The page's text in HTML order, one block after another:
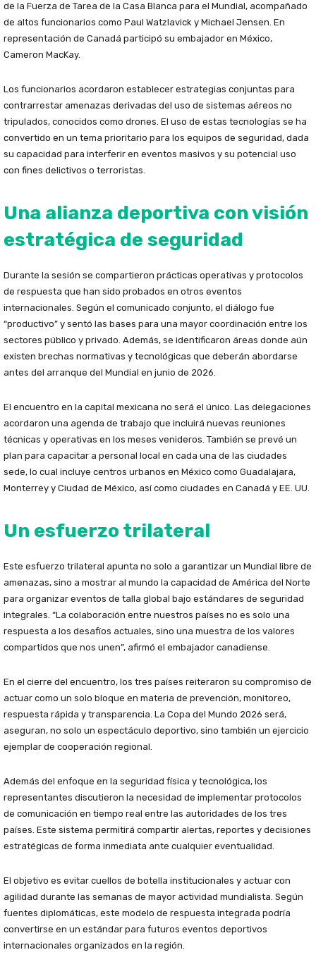
de la Fuerza de Tarea de la Casa Blanca para el Mundial, acompañado
de altos funcionarios como Paul Watzlavick y Michael Jensen. En
representación de Canadá participó su embajador en México,
Cameron MacKay.
Los funcionarios acordaron establecer estrategias conjuntas para
contrarrestar amenazas derivadas del uso de sistemas aéreos no
tripulados, conocidos como drones. El uso de estas tecnologías se ha
convertido en un tema prioritario para los equipos de seguridad, dada
su capacidad para interferir en eventos masivos y su potencial uso
con fines delictivos o terroristas.
Una alianza deportiva con visión
estratégica de seguridad
Durante la sesión se compartieron prácticas operativas y protocolos
de respuesta que han sido probados en otros eventos
internacionales. Según el comunicado conjunto, el diálogo fue
“productivo” y sentó las bases para una mayor coordinación entre los
sectores público y privado. Además, se identificaron áreas donde aún
existen brechas normativas y tecnológicas que deberán abordarse
antes del arranque del Mundial en junio de 2026.
El encuentro en la capital mexicana no será el único. Las delegaciones
acordaron una agenda de trabajo que incluirá nuevas reuniones
técnicas y operativas en los meses venideros. También se prevé un
plan para capacitar a personal local en cada una de las ciudades
sede, lo cual incluye centros urbanos en México como Guadalajara,
Monterrey y Ciudad de México, así como ciudades en Canadá y EE. UU.
Un esfuerzo trilateral
Este esfuerzo trilateral apunta no solo a garantizar un Mundial libre de
amenazas, sino a mostrar al mundo la capacidad de América del Norte
para organizar eventos de talla global bajo estándares de seguridad
integrales. “La colaboración entre nuestros países no es solo una
respuesta a los desafíos actuales, sino una muestra de los valores
compartidos que nos unen”, afirmó el embajador canadiense.
En el cierre del encuentro, los tres países reiteraron su compromiso de
actuar como un solo bloque en materia de prevención, monitoreo,
respuesta rápida y transparencia. La Copa del Mundo 2026 será,
aseguran, no solo un espectáculo deportivo, sino también un ejercicio
ejemplar de cooperación regional.
Además del enfoque en la seguridad física y tecnológica, los
representantes discutieron la necesidad de implementar protocolos
de comunicación en tiempo real entre las autoridades de los tres
países. Este sistema permitirá compartir alertas, reportes y decisiones
estratégicas de forma inmediata ante cualquier eventualidad.
El objetivo es evitar cuellos de botella institucionales y actuar con
agilidad durante las semanas de mayor actividad mundialista. Según
fuentes diplomáticas, este modelo de respuesta integrada podría
convertirse en un estándar para futuros eventos deportivos
internacionales organizados en la región.